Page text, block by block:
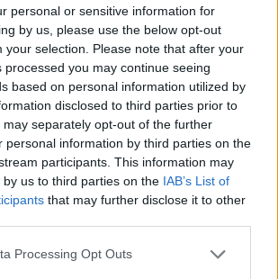
personal or sensitive information for
by us, please use the below opt-out
your selection. Please note that after your
processed you may continue seeing
based on personal information utilized by
disclosed to third parties prior to
separately opt-out of the further
personal information by third parties on the
participants. This information may
us to third parties on the IAB’s List of
that may further disclose it to other
website/app uses one or more Google
Processing Opt Outs
kontakt nem lesz.
4:24